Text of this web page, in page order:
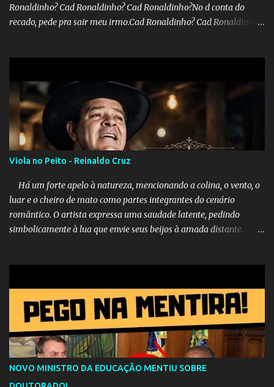
Ronaldinho? Cad Ronaldinho? Cad Ronaldinho?No d conta do
recado, pede pra sair meu irmo.Cad Ronaldinho? Cad Ronaldinho?
Viola no Peito - Reinaldo Cruz
Há um forte apelo à natureza, mencionando a colina, o vento, o
luar e o cheiro de mato como partes integrantes do cenário
romântico. O artista expressa uma saudade latente, pedindo
simbolicamente à lua que envie seus beijos à amada distante. A
que continuará esperando enquanto houver canções para entoar. A
obra conclui como uma promessa de fidelidade e esperança no
reencontro, unindo a tradição da viola com o sentimento universal
do amor. No geral, o vídeo apresenta uma narrativa lírica sobre a
persistência do afeto através do tempo e do espaço. YouTube
YouTube YouTube
NOVO MINISTRO DA EDUCAÇÃO MENTIU SOBRE